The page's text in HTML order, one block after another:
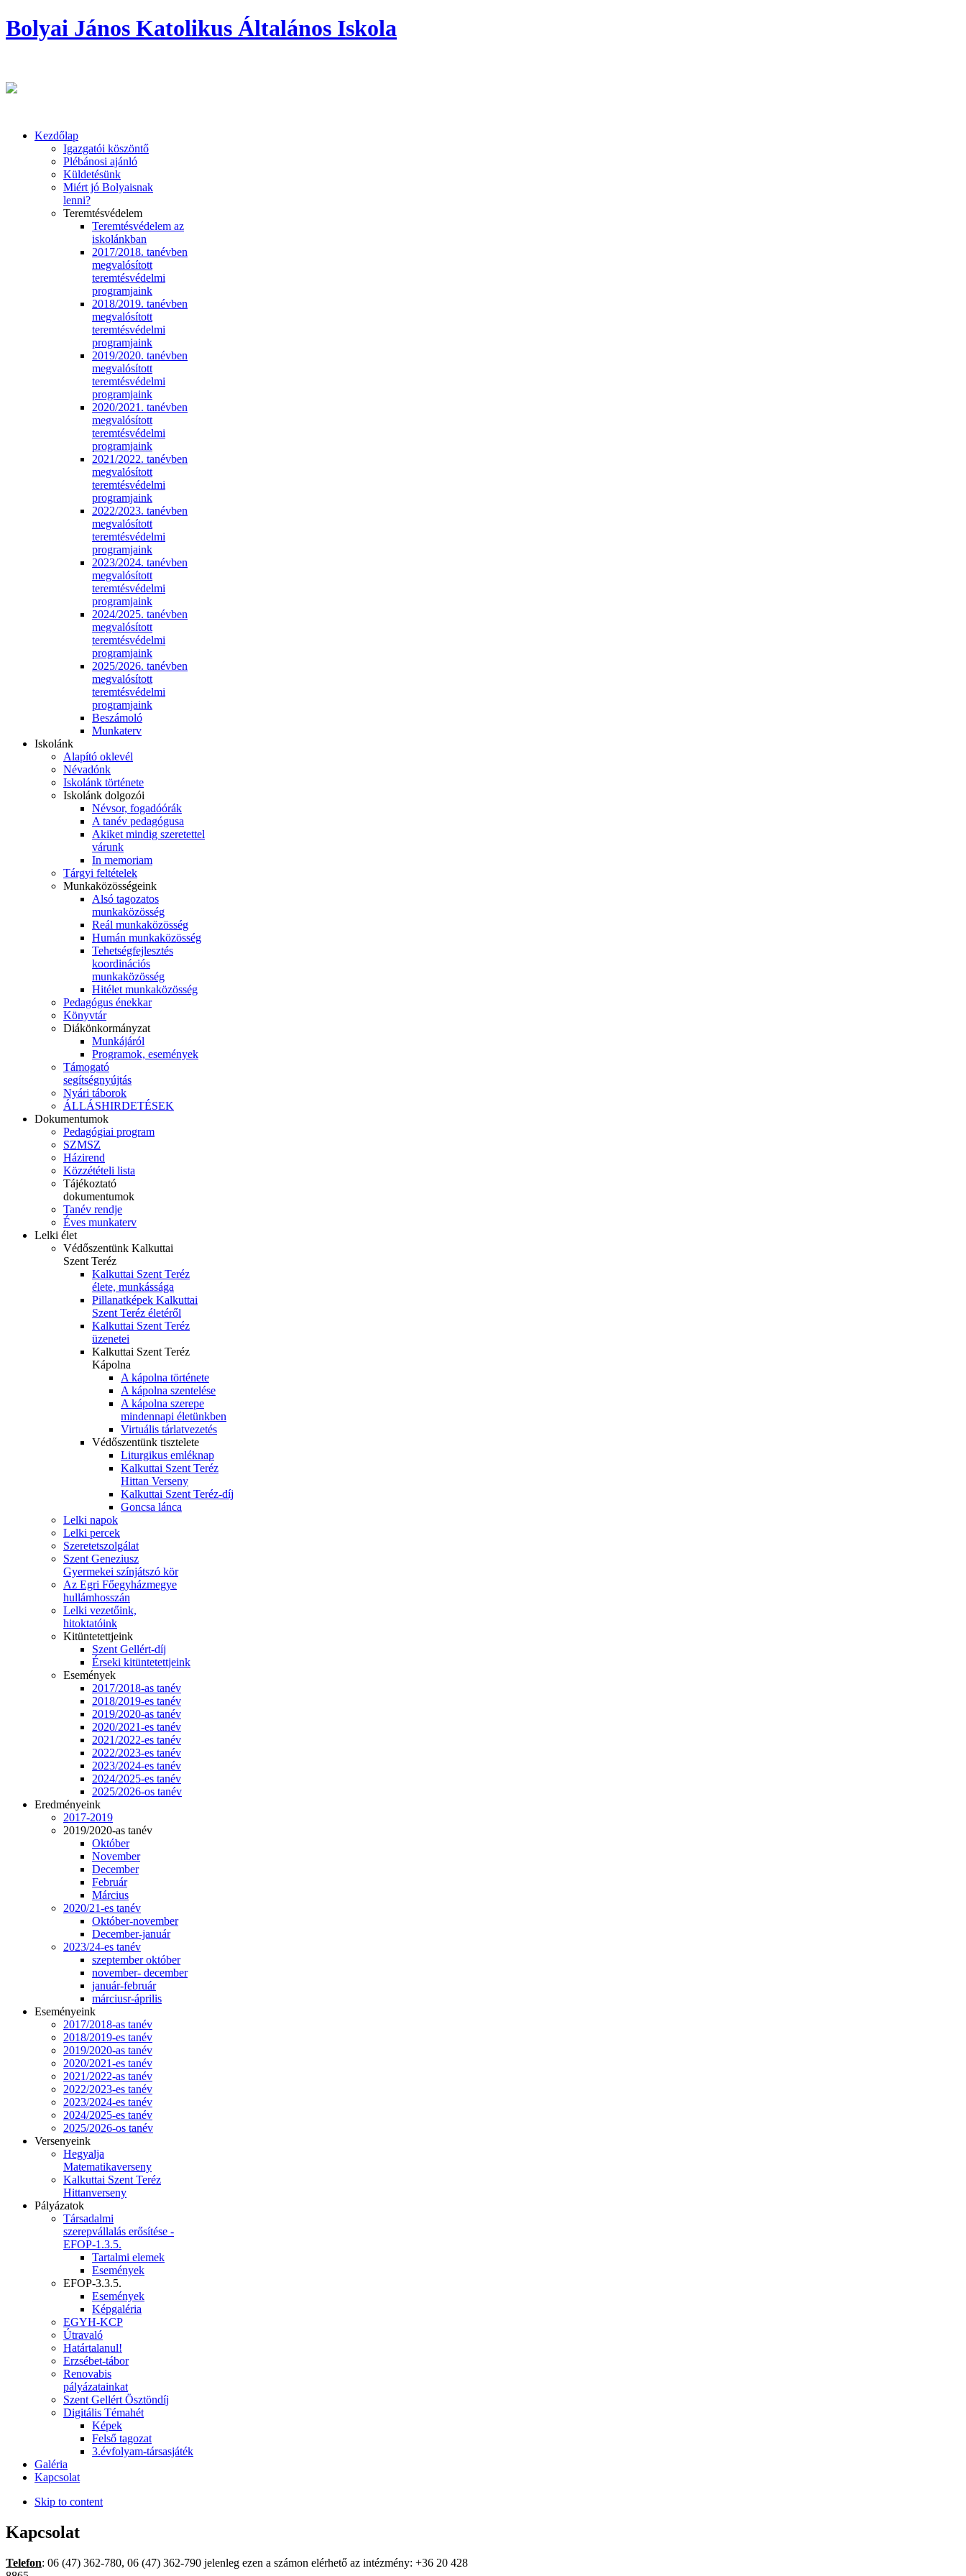
Bolyai János Katolikus Általános Iskola
Kezdőlap
Igazgatói köszöntő
Plébánosi ajánló
Küldetésünk
Miért jó Bolyaisnak
lenni?
Teremtésvédelem
Teremtésvédelem az
iskolánkban
2017/2018. tanévben
megvalósított
teremtésvédelmi
programjaink
2018/2019. tanévben
megvalósított
teremtésvédelmi
programjaink
2019/2020. tanévben
megvalósított
teremtésvédelmi
programjaink
2020/2021. tanévben
megvalósított
teremtésvédelmi
programjaink
2021/2022. tanévben
megvalósított
teremtésvédelmi
programjaink
2022/2023. tanévben
megvalósított
teremtésvédelmi
programjaink
2023/2024. tanévben
megvalósított
teremtésvédelmi
programjaink
2024/2025. tanévben
megvalósított
teremtésvédelmi
programjaink
2025/2026. tanévben
megvalósított
teremtésvédelmi
programjaink
Beszámoló
Munkaterv
Iskolánk
Alapító oklevél
Névadónk
Iskolánk története
Iskolánk dolgozói
Névsor, fogadóórák
A tanév pedagógusa
Akiket mindig szeretettel
várunk
In memoriam
Tárgyi feltételek
Munkaközösségeink
Alsó tagozatos
munkaközösség
Reál munkaközösség
Humán munkaközösség
Tehetségfejlesztés
koordinációs
munkaközösség
Hitélet munkaközösség
Pedagógus énekkar
Könyvtár
Diákönkormányzat
Munkájáról
Programok, események
Támogató
segítségnyújtás
Nyári táborok
ÁLLÁSHIRDETÉSEK
Dokumentumok
Pedagógiai program
SZMSZ
Házirend
Közzétételi lista
Tájékoztató
dokumentumok
Tanév rendje
Éves munkaterv
Lelki élet
Védőszentünk Kalkuttai
Szent Teréz
Kalkuttai Szent Teréz
élete, munkássága
Pillanatképek Kalkuttai
Szent Teréz életéről
Kalkuttai Szent Teréz
üzenetei
Kalkuttai Szent Teréz
Kápolna
A kápolna története
A kápolna szentelése
A kápolna szerepe
mindennapi életünkben
Virtuális tárlatvezetés
Védőszentünk tisztelete
Liturgikus emléknap
Kalkuttai Szent Teréz
Hittan Verseny
Kalkuttai Szent Teréz-díj
Goncsa lánca
Lelki napok
Lelki percek
Szeretetszolgálat
Szent Geneziusz
Gyermekei színjátszó kör
Az Egri Főegyházmegye
hullámhosszán
Lelki vezetőink,
hitoktatóink
Kitüntetettjeink
Szent Gellért-díj
Érseki kitüntetettjeink
Események
2017/2018-as tanév
2018/2019-es tanév
2019/2020-as tanév
2020/2021-es tanév
2021/2022-es tanév
2022/2023-es tanév
2023/2024-es tanév
2024/2025-es tanév
2025/2026-os tanév
Eredményeink
2017-2019
2019/2020-as tanév
Október
November
December
Február
Március
2020/21-es tanév
Október-november
December-január
2023/24-es tanév
szeptember október
november- december
január-február
márciusr-április
Eseményeink
2017/2018-as tanév
2018/2019-es tanév
2019/2020-as tanév
2020/2021-es tanév
2021/2022-as tanév
2022/2023-es tanév
2023/2024-es tanév
2024/2025-es tanév
2025/2026-os tanév
Versenyeink
Hegyalja
Matematikaverseny
Kalkuttai Szent Teréz
Hittanverseny
Pályázatok
Társadalmi
szerepvállalás erősítése -
EFOP-1.3.5.
Tartalmi elemek
Események
EFOP-3.3.5.
Események
Képgaléria
EGYH-KCP
Útravaló
Határtalanul!
Erzsébet-tábor
Renovabis
pályázatainkat
Szent Gellért Ösztöndíj
Digitális Témahét
Képek
Felső tagozat
3.évfolyam-társasjáték
Galéria
Kapcsolat
Skip to content
Kapcsolat
Telefon: 06 (47) 362-780, 06 (47) 362-790 jelenleg ezen a számon elérhető az intézmény: +36 20 428